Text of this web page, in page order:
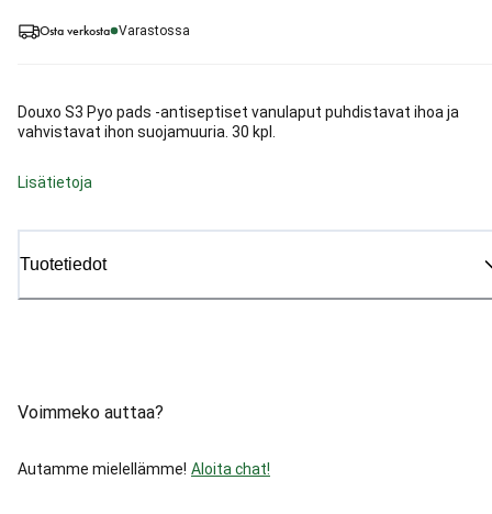
Osta verkosta Varastossa
Douxo S3 Pyo pads -antiseptiset vanulaput puhdistavat ihoa ja
vahvistavat ihon suojamuuria. 30 kpl.
Lisätietoja
Tuotetiedot
Voimmeko auttaa?
Autamme mielellämme! Aloita chat!